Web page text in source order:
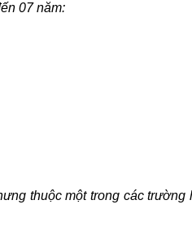
07 năm:
thuộc một trong các trường